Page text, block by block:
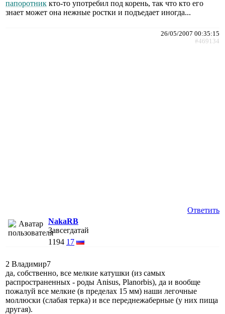
папоротник кто-то употребил под корень, так что кто его
знает может она нежные ростки и подъедает иногда...
26/05/2007 00:35:15
#469134
Ответить
NakaRB
Завсегдатай
1194 17
2 Владимир7
да, собственно, все мелкие катушки (из самых
распространенных - роды Anisus, Planorbis), да и вообще
пожалуй все мелкие (в пределах 15 мм) наши легочные
моллюски (слабая терка) и все переднежаберные (у них пища
другая).